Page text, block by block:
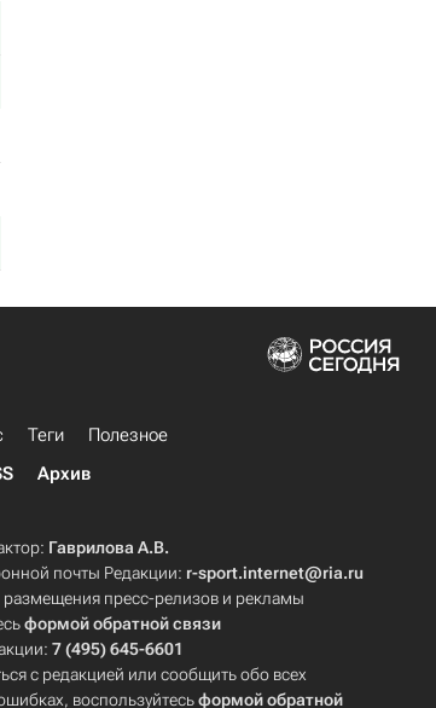
Теги
Полезное
Архив
Гаврилова А.В.
почты Редакции: r-sport.internet@ria.ru
пресс-релизов и рекламы
формой обратной связи
7 (495) 645-6601
с редакцией или сообщить обо всех
воспользуйтесьформой обратной